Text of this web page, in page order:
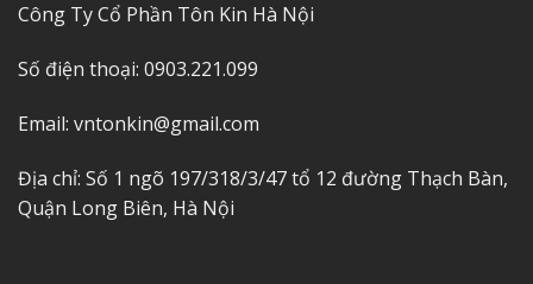
Công Ty Cổ Phần Tôn Kin Hà Nội
Số điện thoại: 0903.221.099
Email: vntonkin@gmail.com
Địa chỉ: Số 1 ngõ 197/318/3/47 tổ 12 đường Thạch Bàn,
Quận Long Biên, Hà Nội